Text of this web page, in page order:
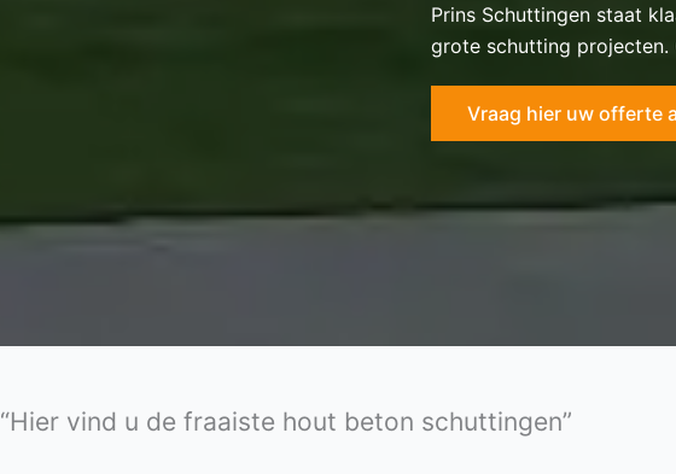
Prins Schuttingen staat
grote schutting projecten.
Vraag hier uw offerte
“Hier vind u de fraaiste hout beton schuttingen”